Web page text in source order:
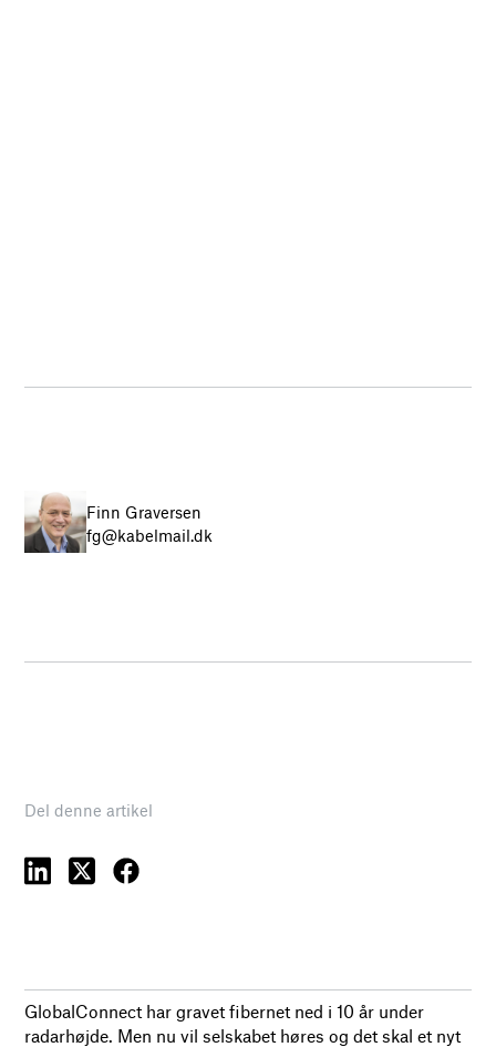
Finn Graversen
fg@kabelmail.dk
Del denne artikel
GlobalConnect har gravet fibernet ned i 10 år under
radarhøjde. Men nu vil selskabet høres og det skal et nyt